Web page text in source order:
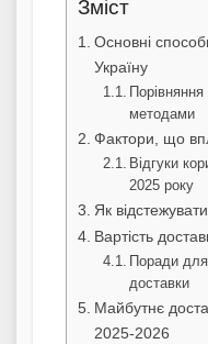
Зміст
Основні
Україну
Порівняння
методами
Фактори, що
Відгуки
2025 року
Як
Вартість
Поради
доставки
Майбутнє
2025-2026